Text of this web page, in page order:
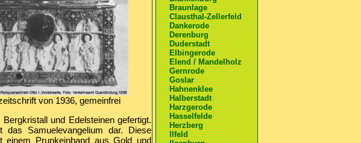
von 1936, gemeinfrei
und Edelsteinen gefertigt.
Samuelevangelium dar. Diese
einem Prunkeinband aus Gold und
Braunlage
Clausthal-Zellerfeld
Dankerode
Derenburg
Duderstadt
Elbingerode
Elend / Mandelholz
Gernrode
Goslar
Hahnenklee
Halberstadt
Harzgerode
Hasselfelde
Herzberg
Ilfeld